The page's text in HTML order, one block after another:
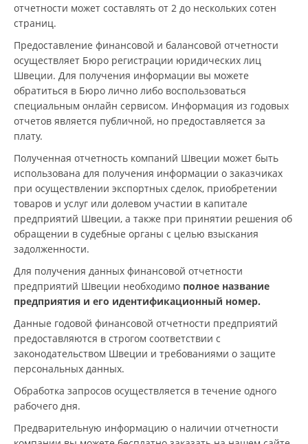
отчетности может составлять от 2 до нескольких сотен
страниц.
Предоставление финансовой и балансовой отчетности
осуществляет Бюро регистрации юридических лиц
Швеции. Для получения информации вы можете
обратиться в Бюро лично либо воспользоваться
специальным онлайн сервисом. Информация из годовых
отчетов является публичной, но предоставляется за
плату.
Полученная отчетность компаний Швеции может быть
использована для получения информации о заказчиках
при осуществлении экспортных сделок, приобретении
товаров и услуг или долевом участии в капитале
предприятий Швеции, а также при принятии решения об
обращении в судебные органы с целью взыскания
задолженности.
Для получения данных финансовой отчетности
предприятий Швеции необходимо полное название
предприятия и его идентификационный номер.
Данные годовой финансовой отчетности предприятий
предоставляются в строгом соответствии с
законодательством Швеции и требованиями о защите
персональных данных.
Обработка запросов осуществляется в течение одного
рабочего дня.
Предварительную информацию о наличии отчетности